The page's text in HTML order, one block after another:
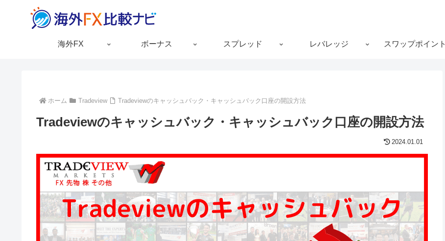
海外FX ボーナス スプレッド レバレッジ スワップポイント
ホーム Tradeview Tradeviewのキャッシュバック・キャッシュバック口座の開設方法
Tradeviewのキャッシュバック・キャッシュバック口座の開設方法
2024.01.01